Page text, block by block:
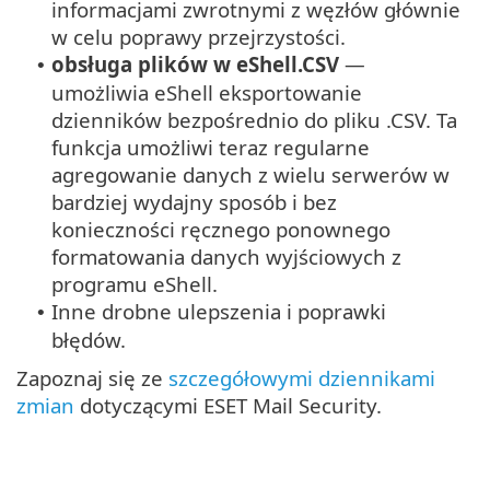
informacjami zwrotnymi z węzłów głównie
w celu poprawy przejrzystości.
• obsługa plików w eShell.CSV —
umożliwia eShell eksportowanie
dzienników bezpośrednio do pliku .CSV. Ta
funkcja umożliwi teraz regularne
agregowanie danych z wielu serwerów w
bardziej wydajny sposób i bez
konieczności ręcznego ponownego
formatowania danych wyjściowych z
programu eShell.
• Inne drobne ulepszenia i poprawki
błędów.
Zapoznaj się ze szczegółowymi dziennikami
zmian dotyczącymi ESET Mail Security.